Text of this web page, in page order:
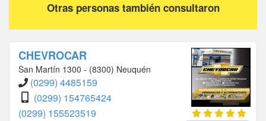
Otras personas también consultaron
CHEVROCAR
San Martín 1300 - (8300) Neuquén
(0299) 4485159
(0299) 154765424
(0299) 155523519